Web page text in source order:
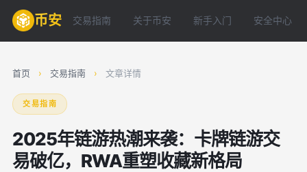
币安 交易指南 关于币安 新手入门 安全中心
首页 › 交易指南 › 文章详情
交易指南
2025年链游热潮来袭：卡牌链游交
易破亿，RWA重塑收藏新格局